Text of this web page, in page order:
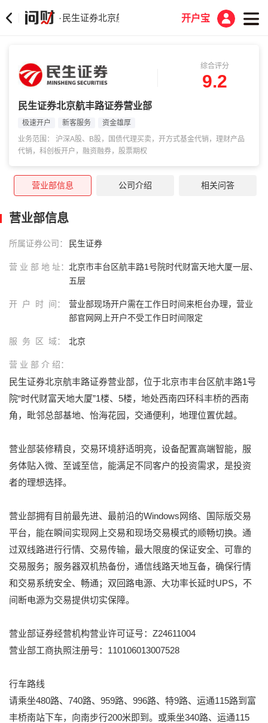
· 民生证券北京航丰路证券营业部开户宝
综合评分
9.2
民生证券北京航丰路证券营业部
极速开户 新客服务
资金雄厚
业务范围： 沪深A股、B股，国债代理买卖，开方式基金代销，理财产品
代销，科创板开户，融资融券，股票期权
营业部信息 公司介绍 相关问答
营业部信息
所属证券公司： 民生证券
营 业 部 地 址： 北京市丰台区航丰路1号院时代财富天地大厦一层、
五层
开 户 时 间：
营业部现场开户需在工作日时间来柜台办理，营业
部官网网上开户不受工作日时间限定
服 务 区 域： 北京
营 业 部 介 绍：
民生证券北京航丰路证券营业部，位于北京市丰台区航丰路1号
院“时代财富天地大厦”1楼、5楼，地处西南四环科丰桥的西南
角，毗邻总部基地、怡海花园，交通便利，地理位置优越。
营业部装修精良，交易环境舒适明亮，设备配置高端智能，服
务体贴入微、至诚至信，能满足不同客户的投资需求，是投资
者的理想选择。
营业部拥有目前最先进、最前沿的Windows网络、国际版交易
平台，能在瞬间实现网上交易和现场交易模式的顺畅切换。通
过双线路进行行情、交易传输，最大限度的保证安全、可靠的
交易服务；服务器双机热备份，通信线路天地互备，确保行情
和交易系统安全、畅通；双回路电源、大功率长延时UPS，不
间断电源为交易提供切实保障。
营业部证券经营机构营业许可证号：Z24611004
营业部工商执照注册号：110106013007528
行车路线
请乘坐480路、740路、959路、996路、特9路、运通115路到富
丰桥南站下车，向南步行200米即到。或乘坐340路、运通115